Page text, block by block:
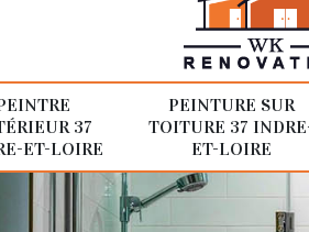
37
ET-LOIRE
PEINTURE SUR
TOITURE 37
ET-LOIRE